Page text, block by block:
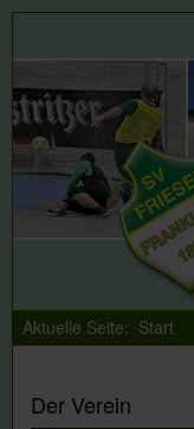
Aktuelle Seite: Start
Der Verein